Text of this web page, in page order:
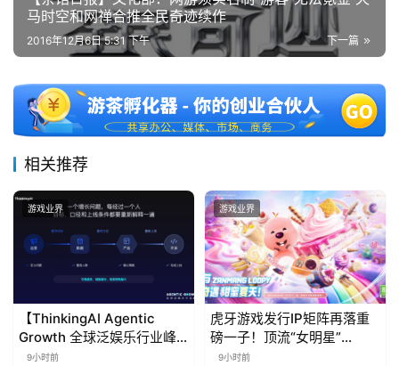
马时空和网禅合推全民奇迹续作
下一篇
2016年12月6日 5:31 下午
相关推荐
游戏业界
【ThinkingAI Agentic
Growth 全球泛娱乐行业峰
会】Agent 时代，人到底负
9小时前
游戏业界
虎牙游戏发行IP矩阵再落重
磅一子！顶流“女明星”
ZANMANG LOOPY 正版3D
9小时前